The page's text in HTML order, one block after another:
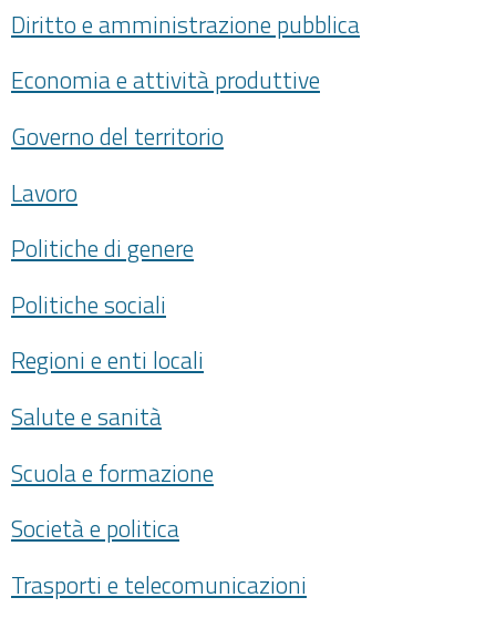
Diritto e amministrazione pubblica
Economia e attività produttive
Governo del territorio
Lavoro
Politiche di genere
Politiche sociali
Regioni e enti locali
Salute e sanità
Scuola e formazione
Società e politica
Trasporti e telecomunicazioni